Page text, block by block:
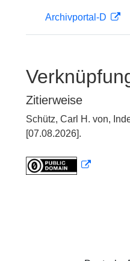
Archivportal-D
Zitierweise
Schütz, Carl H. von,
[07.08.2026].